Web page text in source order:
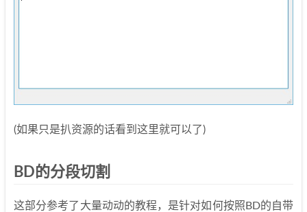
(如果只是扒资源的话看到这里就可以了)
BD的分段切割
这部分参考了大量动动的教程，是针对如何按照BD的自带